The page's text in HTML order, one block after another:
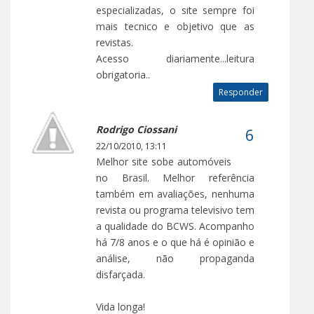
especializadas, o site sempre foi
mais tecnico e objetivo que as
revistas.
Acesso diariamente...leitura
obrigatoria..
Responder
Rodrigo Ciossani
22/10/2010, 13:11
Melhor site sobe automóveis
no Brasil. Melhor referência
também em avaliações, nenhuma
revista ou programa televisivo tem
a qualidade do BCWS. Acompanho
há 7/8 anos e o que há é opinião e
análise, não propaganda
disfarçada.
Vida longa!